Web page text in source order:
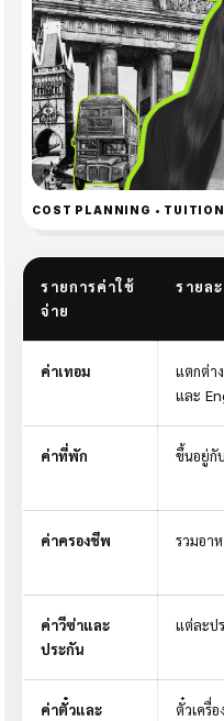
COST PLANNING •
รายการค่าใช้
จ่าย
รายล
ค่าเทอม
แตกต่า
และ
ค่าที่พัก ขึ้นอยู่กั
ค่าครองชีพ รวมอา
ค่าวีซ่าและ
ประกัน
แต่ละป
ค่าตั๋วและ
ตั๋วเครื่